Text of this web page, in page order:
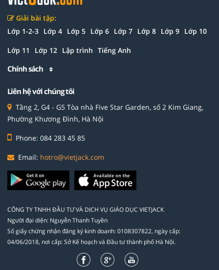
Giải bài tập:
Lớp 1-2-3 Lớp 4 Lớp 5 Lớp 6 Lớp 7 Lớp 8 Lớp 9 Lớp 10
Lớp 11 Lớp 12 Lập trình Tiếng Anh
Chính sách
Liên hệ với chúng tôi
Tầng 2, G4 - G5 Tòa nhà Five Star Garden, số 2 Kim Giang,
Phường Khương Đình, Hà Nội
Phone: 084 283 45 85
Email: hotro@vietjack.com
CÔNG TY TNHH ĐẦU TƯ VÀ DỊCH VỤ GIÁO DỤC VIETJACK
Người đại diện: Nguyễn Thanh Tuyền
Số giấy chứng nhận đăng ký kinh doanh: 0108307822, ngày cấp:
04/06/2018, nơi cấp: Sở Kế hoạch và Đầu tư thành phố Hà Nội.